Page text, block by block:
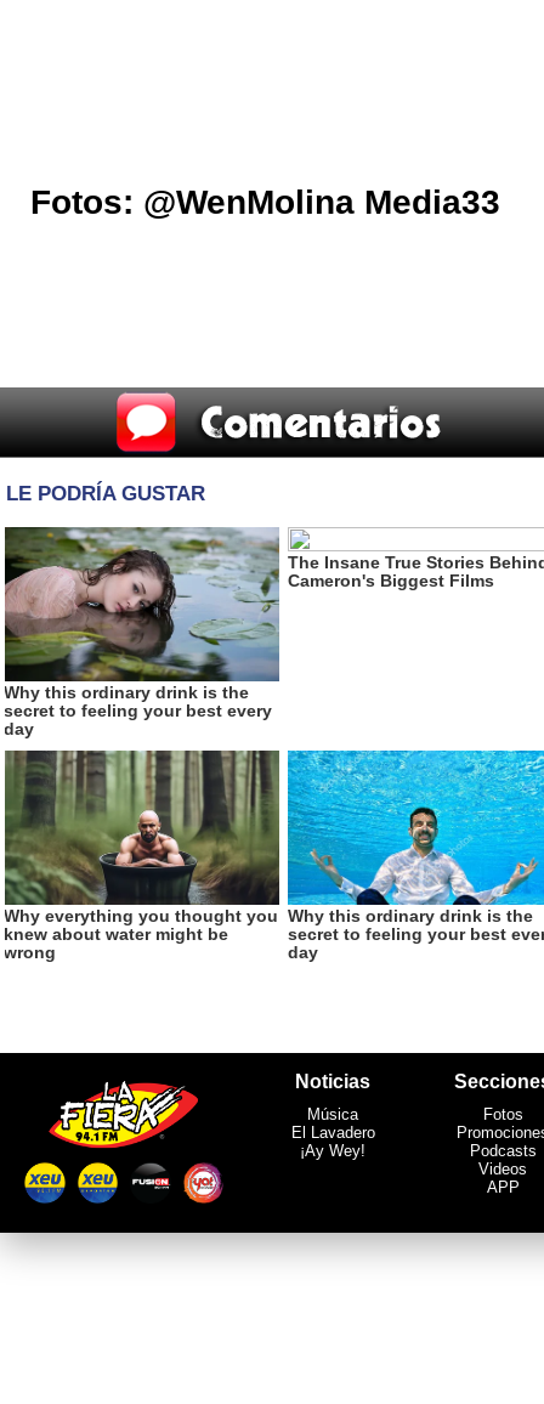
Fotos: @WenMolina Media33
Noticias
Música
El Lavadero
¡Ay Wey!
Fotos
Podcasts
Videos
APP